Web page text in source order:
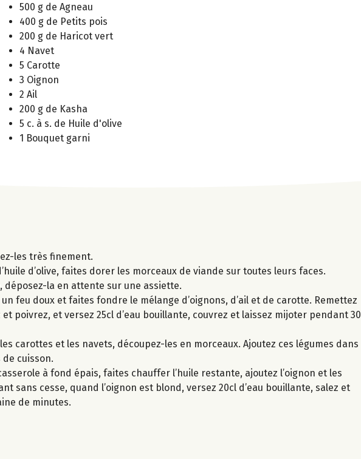
500 g de Agneau
400 g de Petits pois
200 g de Haricot vert
4 Navet
5 Carotte
3 Oignon
2 Ail
200 g de Kasha
5 c. à s. de Huile d'olive
1 Bouquet garni
les très finement.
d’olive, faites dorer les morceaux de viande sur toutes leurs faces.
la en attente sur une assiette.
feu doux et faites fondre le mélange d’oignons, d’ail et de carotte. Remettez
poivrez, et versez 25cl d’eau bouillante, couvrez et laissez mijoter pendant 30
carottes et les navets, découpez-les en morceaux. Ajoutez ces légumes dans
cuisson.
à fond épais, faites chauffer l’huile restante, ajoutez l’oignon et les
sans cesse, quand l’oignon est blond, versez 20cl d’eau bouillante, salez et
de minutes.